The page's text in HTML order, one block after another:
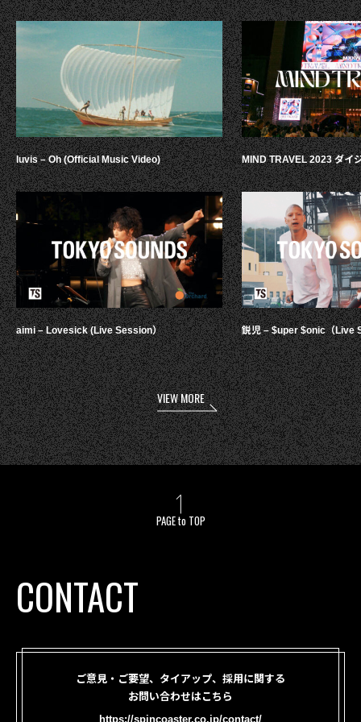
luvis – Oh (Official Music Video)
aimi – Lovesick (Live Session）
MIND TRAVEL 2023 ダイ
鋭児 – $uper $onic（Live
VIEW MORE
PAGE to TOP
CONTACT
ご意見・ご要望、タイアップ、採用に関する
お問い合わせはこちら
https://spincoaster.co.jp/contact/